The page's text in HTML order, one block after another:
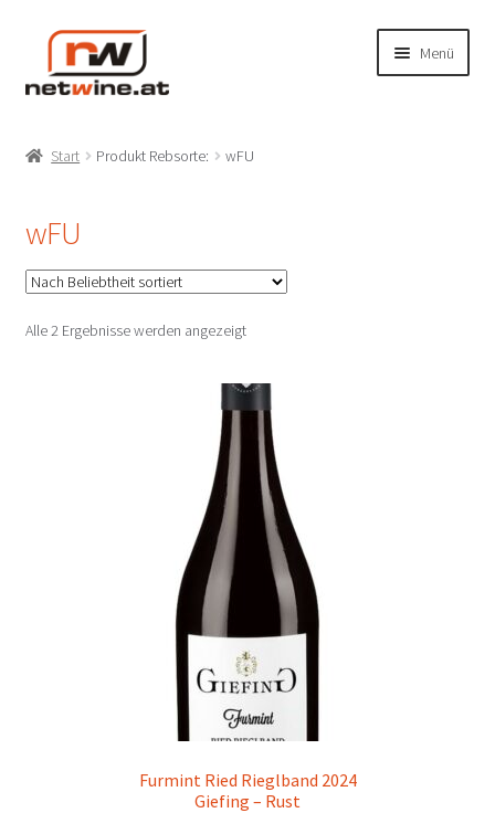
Zur
Navigation
springen
Zum
Inhalt
springen
Menü
Weinbaugebiete
Rebsorten
Start Produkt Rebsorte: wFU
wFU
Alle 2 Ergebnisse werden angezeigtNach
Furmint Ried Rieglband 2024
Giefing – Rust